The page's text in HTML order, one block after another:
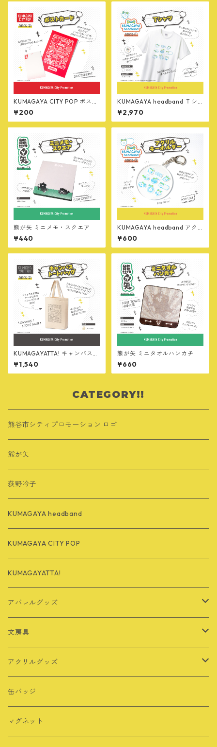
KUMAGAYA CITY POP ポスト
カード
¥200
KUMAGAYA headband Ｔシ
ャツ
¥2,970
熊が矢 ミニメモ・スクエア
¥440
KUMAGAYA headband アク
リルキーホルダー
¥600
KUMAGAYATTA! キャンバスト
ートバッグ
¥1,540
熊が矢 ミニタオルハンカチ
¥660
CATEGORY!!
熊谷市シティプロモーション ロゴ
熊が矢
荻野吟子
KUMAGAYA headband
KUMAGAYA CITY POP
KUMAGAYATTA!
アパレルグッズ
Tシャツ
バッグ
その他
ロングTシャツ
文房具
定規
シール・ステッカー
ポストカード
アクリルグッズ
キーホルダー
アクリルスタンド
缶バッジ
マグネット